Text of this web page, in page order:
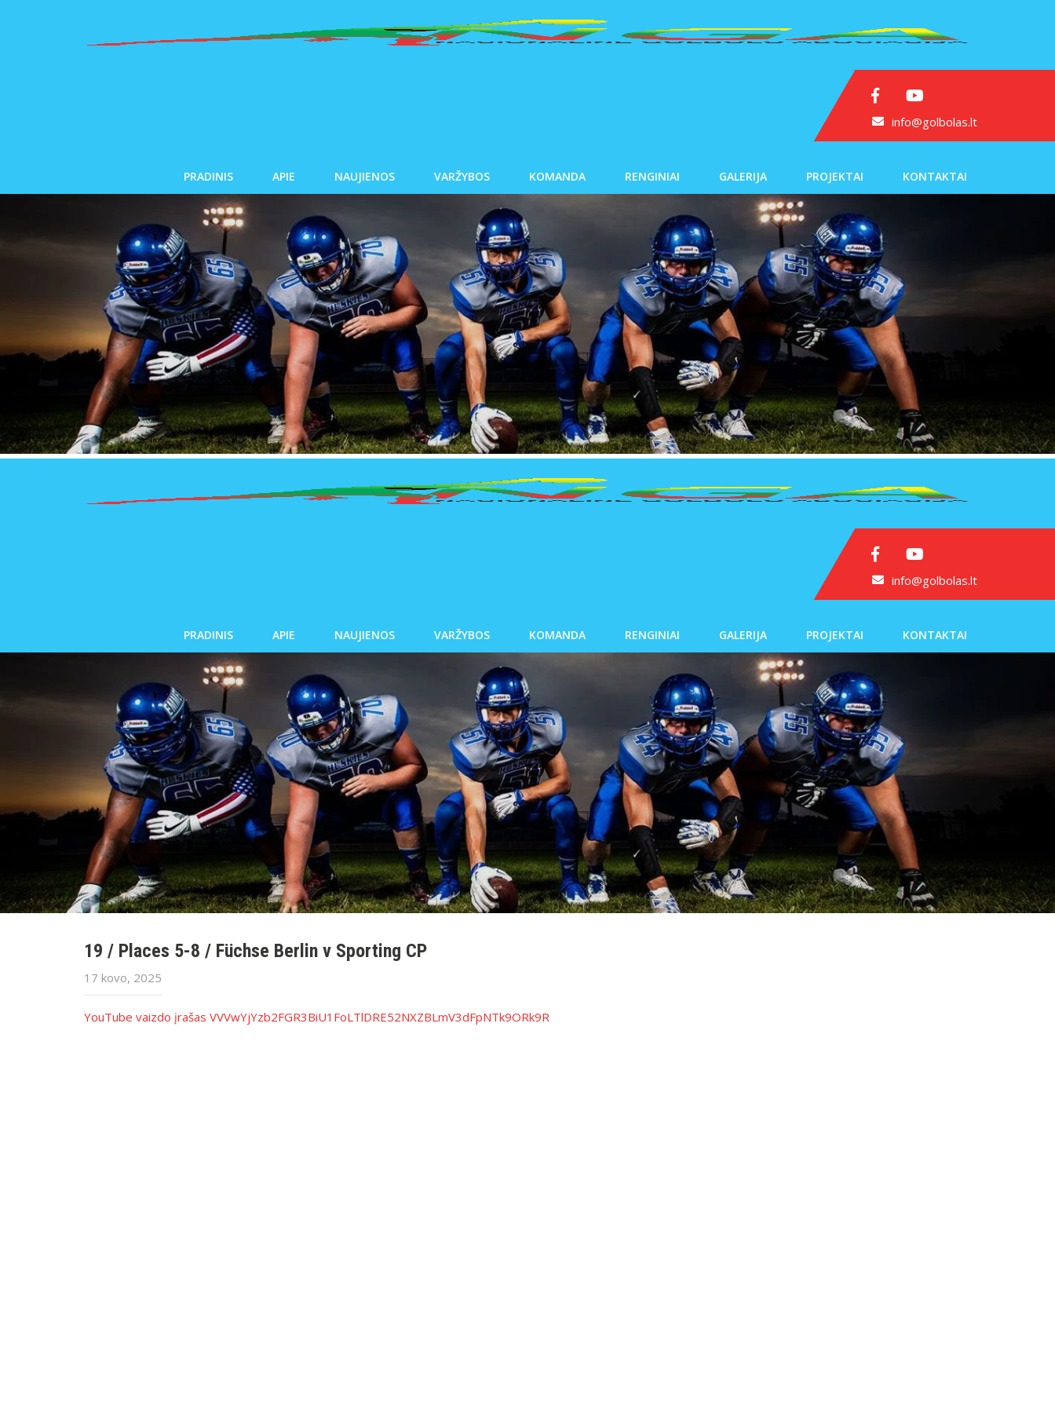
info@golbolas.lt
PRADINIS APIE NAUJIENOS VARŽYBOS KOMANDA RENGINIAI GALERIJA PROJEKTAI KONTAKTAI
info@golbolas.lt
PRADINIS APIE NAUJIENOS VARŽYBOS KOMANDA RENGINIAI GALERIJA PROJEKTAI KONTAKTAI
19 / Places 5-8 / Füchse Berlin v Sporting CP
17 kovo, 2025
YouTube vaizdo įrašas VVVwYjYzb2FGR3BiU1FoLTlDRE52NXZBLmV3dFpNTk9ORk9R